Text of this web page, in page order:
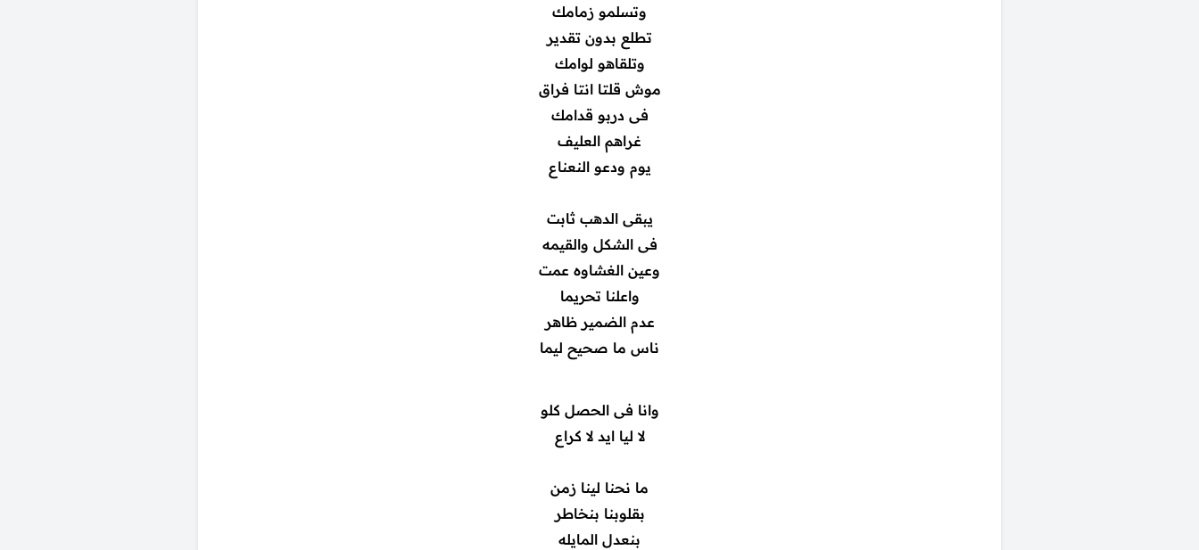
وتسلمو زمامك
تطلع بدون تقدير
وتلقاهو لوامك
موش قلتا انتا فراق
فى دربو قدامك
غراهم العليف
يوم ودعو النعناع
يبقى الدهب ثابت
فى الشكل والقيمه
وعين الغشاوه عمت
واعلنا تحريما
عدم الضمير ظاهر
ناس ما صحيح ليما
وانا فى الحصل كلو
لا ليا ايد لا كراع
ما نحنا لينا زمن
بقلوبنا بنخاطر
بنعدل المايله